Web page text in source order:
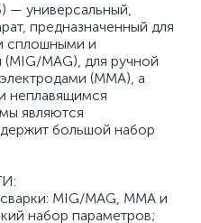
— универсальный,
предназначенный для
сплошными и
MAG), для ручной
(MMA), а
неплавящимся
являются
большой набор
MIG/MAG, MMA и
набор параметров;